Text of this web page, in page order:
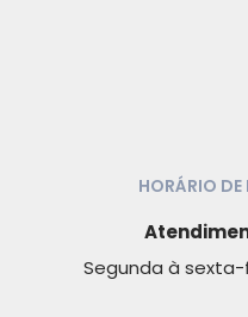
HORÁRIO
Segunda à sexta-